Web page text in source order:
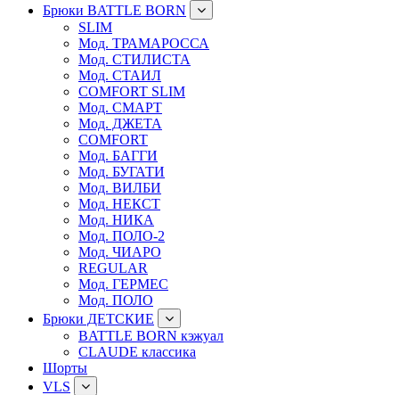
Брюки BATTLE BORN
SLIM
Мод. ТРАМАРОССА
Мод. СТИЛИСТА
Мод. СТАИЛ
COMFORT SLIM
Мод. СМАРТ
Мод. ДЖЕТА
COMFORT
Мод. БАГГИ
Мод. БУГАТИ
Мод. ВИЛБИ
Мод. НЕКСТ
Мод. НИКА
Мод. ПОЛО-2
Мод. ЧИАРО
REGULAR
Мод. ГЕРМЕС
Мод. ПОЛО
Брюки ДЕТСКИЕ
BATTLE BORN кэжуал
CLAUDE классика
Шорты
VLS